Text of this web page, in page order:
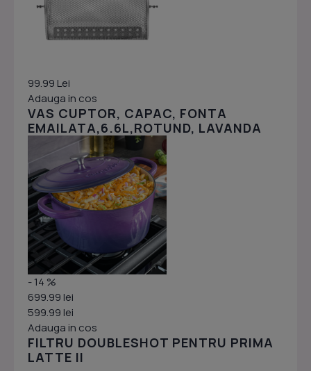
99.99 Lei
Adauga in cos
VAS CUPTOR, CAPAC, FONTA
EMAILATA,6.6L,ROTUND, LAVANDA
- 14 %
699.99 lei
599.99 lei
Adauga in cos
FILTRU DOUBLESHOT PENTRU PRIMA
LATTE II